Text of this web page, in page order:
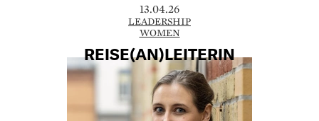
13.04.26
LEADERSHIP
WOMEN
REISE(AN)LEITERIN